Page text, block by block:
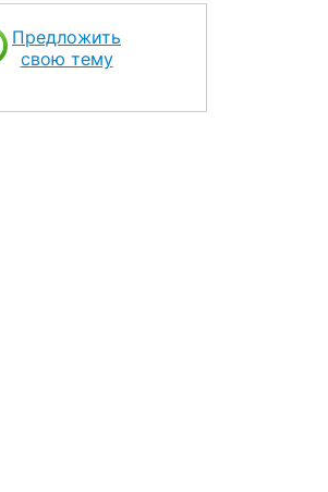
Предложить
свою тему